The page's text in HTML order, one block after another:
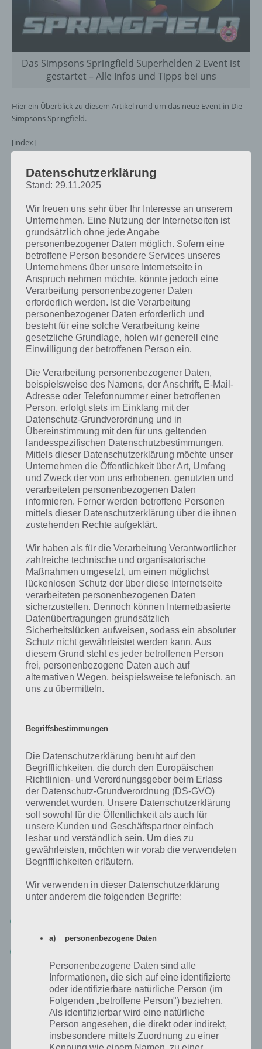
Das Simpsons Springfield Superhelden 2 Event ist
gestartet – Alle Infos und Tipps bei uns
Hier ein Überblick zu diesem Artikel rund um das neue Event in Die
Simpsons Springfield.
[index]
Übersicht zum Superhelden 2 Event: Der
Zeitplan
Gestartet ist das Simpsons Springfield Superhelden 2 Event am 14.
Juni 2016.
Akt Weiterlesen Start Beschreibung
Mehr
erfahren
14. Juni
2016
In Akt 1 gilt es Schlagringe zu
sammeln
Mehr
erfahren
28. Juni
2016
Alles zu Akt 2 und Soilant Red
–
12. Juli
Darum geht es beim Simpsons Springfield
Superhelden Event
Wie üblich in Events bei Simpsons Springfield musst du eine spezielle
Eventwährung sammeln, um die Preise freizuschalten. Zu Beginn des
Superhelden Events sind das die Schlagringe. Diese erhälst du durch
Kämpfe, Antippen von Verbrechern und weiteren Möglichkeiten.
Außerdem gibt es auch wieder neue Questreihen.
Das ist deine Aufgabe im Simpsons Springfield
Simpsons Springfield Freunde und Nachbarn
sind wichtig
Wenn du noch keine Freunde oder Nachbarn in Simpsons
Springfield haben solltest, empfehlen wir dir dies schleunigst
nachzuholen. Bei deinen Freunden kannst du nämlich ebenfalls
Verbrecher antippen. Außerdem können deine Freunde dann auch
in deiner Stadt vorbeischauen, wodurch ihr euch gegenseitig
unterstützt und so die Wahrscheinlichkeit steigt alle Preise innerhalb
der Zeit freizuschalten.
ID / EA Namen in den Kommentaren
Tipps zum neuen Simpsons Springfield
Zum Abschluss haben wir noch ein paar Tipps zum neuen Simpsons
Datenschutzerklärung
Stand: 29.11.2025
Wir freuen uns sehr über Ihr Interesse an unserem
Unternehmen. Eine Nutzung der Internetseiten ist
grundsätzlich ohne jede Angabe
personenbezogener Daten möglich. Sofern eine
betroffene Person besondere Services unseres
Unternehmens über unsere Internetseite in
Anspruch nehmen möchte, könnte jedoch eine
Verarbeitung personenbezogener Daten
erforderlich werden. Ist die Verarbeitung
personenbezogener Daten erforderlich und
besteht für eine solche Verarbeitung keine
gesetzliche Grundlage, holen wir generell eine
Einwilligung der betroffenen Person ein.
Die Verarbeitung personenbezogener Daten,
beispielsweise des Namens, der Anschrift, E-Mail-
Adresse oder Telefonnummer einer betroffenen
Person, erfolgt stets im Einklang mit der
Datenschutz-Grundverordnung und in
Übereinstimmung mit den für uns geltenden
landesspezifischen Datenschutzbestimmungen.
Mittels dieser Datenschutzerklärung möchte unser
Unternehmen die Öffentlichkeit über Art, Umfang
und Zweck der von uns erhobenen, genutzten und
verarbeiteten personenbezogenen Daten
informieren. Ferner werden betroffene Personen
mittels dieser Datenschutzerklärung über die ihnen
zustehenden Rechte aufgeklärt.
Wir haben als für die Verarbeitung Verantwortlicher
zahlreiche technische und organisatorische
Maßnahmen umgesetzt, um einen möglichst
lückenlosen Schutz der über diese Internetseite
verarbeiteten personenbezogenen Daten
sicherzustellen. Dennoch können Internetbasierte
Datenübertragungen grundsätzlich
Sicherheitslücken aufweisen, sodass ein absoluter
Schutz nicht gewährleistet werden kann. Aus
diesem Grund steht es jeder betroffenen Person
frei, personenbezogene Daten auch auf
alternativen Wegen, beispielsweise telefonisch, an
uns zu übermitteln.
Begriffsbestimmungen
Die Datenschutzerklärung beruht auf den
Begrifflichkeiten, die durch den Europäischen
Richtlinien- und Verordnungsgeber beim Erlass
der Datenschutz-Grundverordnung (DS-GVO)
verwendet wurden. Unsere Datenschutzerklärung
soll sowohl für die Öffentlichkeit als auch für
unsere Kunden und Geschäftspartner einfach
lesbar und verständlich sein. Um dies zu
gewährleisten, möchten wir vorab die verwendeten
Begrifflichkeiten erläutern.
Wir verwenden in dieser Datenschutzerklärung
unter anderem die folgenden Begriffe:
a) personenbezogene Daten
Personenbezogene Daten sind alle
Informationen, die sich auf eine identifizierte
oder identifizierbare natürliche Person (im
Folgenden „betroffene Person") beziehen.
Als identifizierbar wird eine natürliche
Person angesehen, die direkt oder indirekt,
insbesondere mittels Zuordnung zu einer